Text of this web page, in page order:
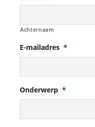
Achternaam
E-mailadres *
Onderwerp *